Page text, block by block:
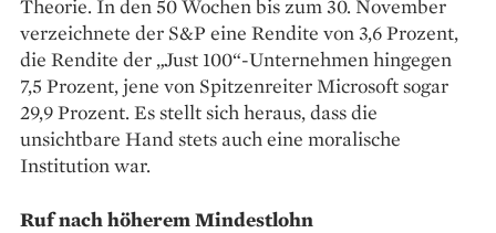
Theorie. In den 50 Wochen bis zum 30. November
verzeichnete der S&P eine Rendite von 3,6 Prozent,
die Rendite der „Just 100“-Unternehmen hingegen
7,5 Prozent, jene von Spitzenreiter Microsoft sogar
29,9 Prozent. Es stellt sich heraus, dass die
unsichtbare Hand stets auch eine moralische
Institution war.
Ruf nach höherem Mindestlohn